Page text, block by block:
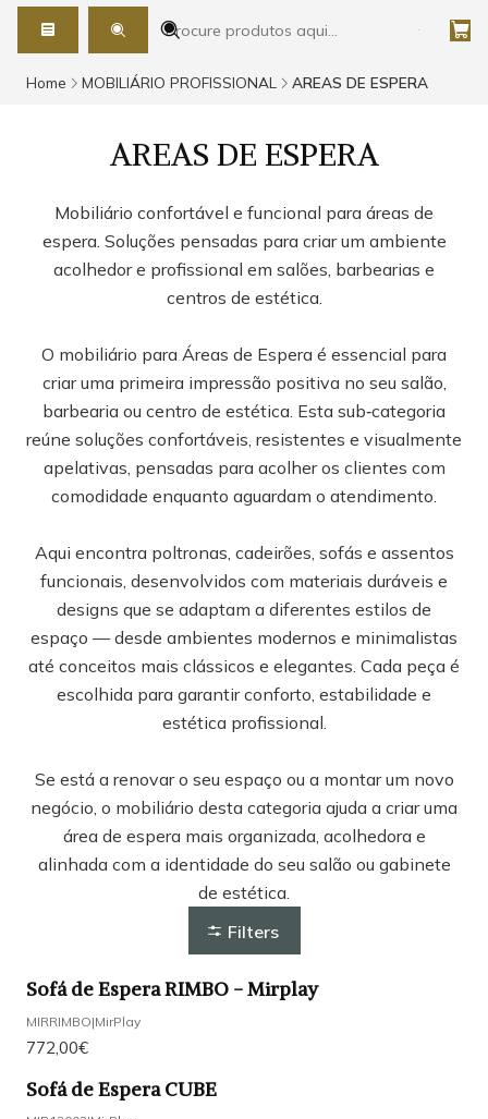
Home MOBILIÁRIO PROFISSIONAL AREAS DE ESPERA
AREAS DE ESPERA
Mobiliário confortável e funcional para áreas de
espera. Soluções pensadas para criar um ambiente
acolhedor e profissional em salões, barbearias e
centros de estética.
O mobiliário para Áreas de Espera é essencial para
criar uma primeira impressão positiva no seu salão,
barbearia ou centro de estética. Esta sub‑categoria
reúne soluções confortáveis, resistentes e visualmente
apelativas, pensadas para acolher os clientes com
comodidade enquanto aguardam o atendimento.
Aqui encontra poltronas, cadeirões, sofás e assentos
funcionais, desenvolvidos com materiais duráveis e
designs que se adaptam a diferentes estilos de
espaço — desde ambientes modernos e minimalistas
até conceitos mais clássicos e elegantes. Cada peça é
escolhida para garantir conforto, estabilidade e
estética profissional.
Se está a renovar o seu espaço ou a montar um novo
negócio, o mobiliário desta categoria ajuda a criar uma
área de espera mais organizada, acolhedora e
alinhada com a identidade do seu salão ou gabinete
de estética.
Filters
Sofá de Espera RIMBO - Mirplay
MIRRIMBO|MirPlay
772,00€
Sofá de Espera CUBE